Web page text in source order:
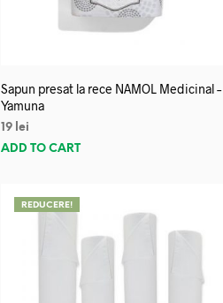
Sapun presat la rece NAMOL Medicinal –
Yamuna
19 lei
ADD TO CART
REDUCERE!